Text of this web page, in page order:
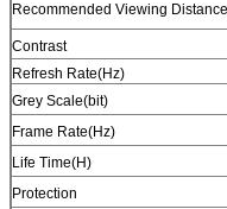
Recommended Viewing
Contrast
Refresh Rate(Hz)
Grey Scale(bit)
Frame Rate(Hz)
Life Time(H)
Protection